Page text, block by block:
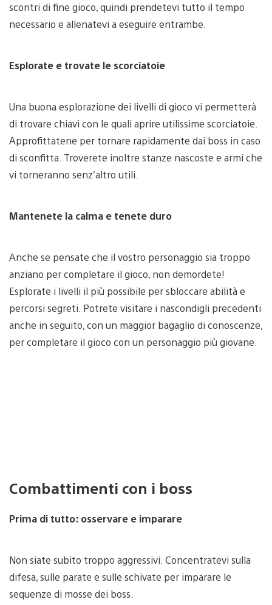
scontri di fine gioco, quindi prendetevi tutto il tempo
necessario e allenatevi a eseguire entrambe.
Esplorate e trovate le scorciatoie
Una buona esplorazione dei livelli di gioco vi permetterà
di trovare chiavi con le quali aprire utilissime scorciatoie.
Approfittatene per tornare rapidamente dai boss in caso
di sconfitta. Troverete inoltre stanze nascoste e armi che
vi torneranno senz’altro utili.
Mantenete la calma e tenete duro
Anche se pensate che il vostro personaggio sia troppo
anziano per completare il gioco, non demordete!
Esplorate i livelli il più possibile per sbloccare abilità e
percorsi segreti. Potrete visitare i nascondigli precedenti
anche in seguito, con un maggior bagaglio di conoscenze,
per completare il gioco con un personaggio più giovane.
Combattimenti con i boss
Prima di tutto: osservare e imparare
Non siate subito troppo aggressivi. Concentratevi sulla
difesa, sulle parate e sulle schivate per imparare le
sequenze di mosse dei boss.